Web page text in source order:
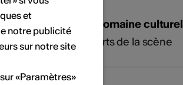
la
Domaine culturel
Arts de la scène
et
notre publicité
sur notre site
«Paramètres»